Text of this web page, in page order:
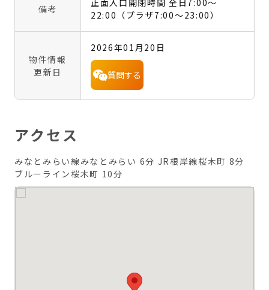
備考
正面入口開閉時間 全日7:00～
22:00（プラザ7:00～23:00）
物件情報
更新日
2026年01月20日
質問する
アクセス
みなとみらい線みなとみらい 6分 JR根岸線桜木町 8分
ブルーライン桜木町 10分